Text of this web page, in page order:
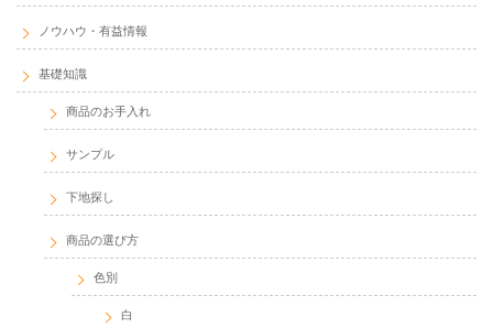
ノウハウ・有益情報
基礎知識
商品のお手入れ
サンプル
下地探し
商品の選び方
色別
白